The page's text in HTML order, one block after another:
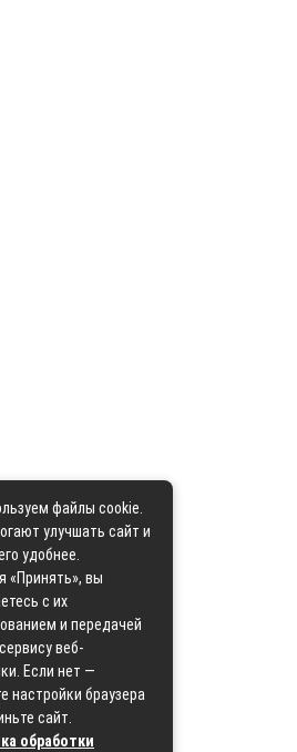
файлы cookie.
улучшать сайт и
удобнее.
«Принять», вы
с их
и передачей
веб-
Если нет —
настройки браузера
сайт.
обработки